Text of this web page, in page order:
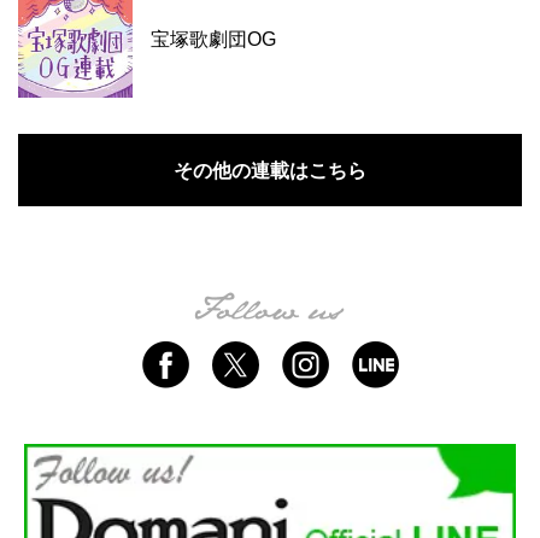
宝塚歌劇団OG
その他の連載はこちら